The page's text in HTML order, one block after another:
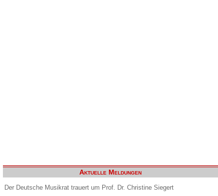
Aktuelle Meldungen
Der Deutsche Musikrat trauert um Prof. Dr. Christine Siegert